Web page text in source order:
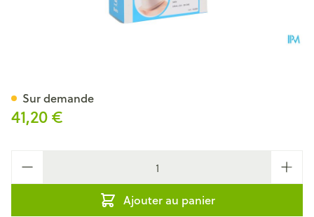
41,20 €
Ajouter au panier
Sur demande